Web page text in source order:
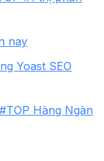
nay
Yoast SEO
Hàng Ngàn